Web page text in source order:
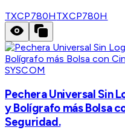
TXCP780HTXCP780H
SYSCOM
Pechera Universal Sin
y Bolígrafo más Bolsa
Seguridad.